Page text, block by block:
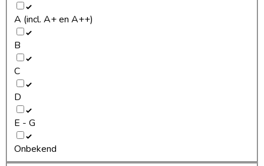
A (incl. A+ en A++)
B
C
D
E - G
Onbekend